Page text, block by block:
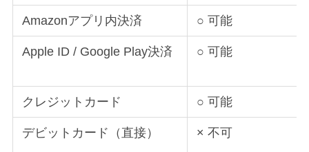
Amazonアプリ内決済 ○ 可能
Apple ID / Google Play決済 ○ 可能
クレジットカード ○ 可能
デビットカード（直接） × 不可